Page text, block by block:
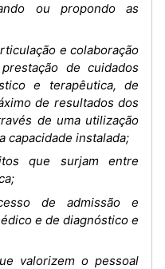
ou propondo as
e colaboração
de cuidados
e terapêutica, de
de resultados dos
de uma utilização
capacidade instalada;
que surjam entre
de admissão e
e de diagnóstico e
valorizem o pessoal